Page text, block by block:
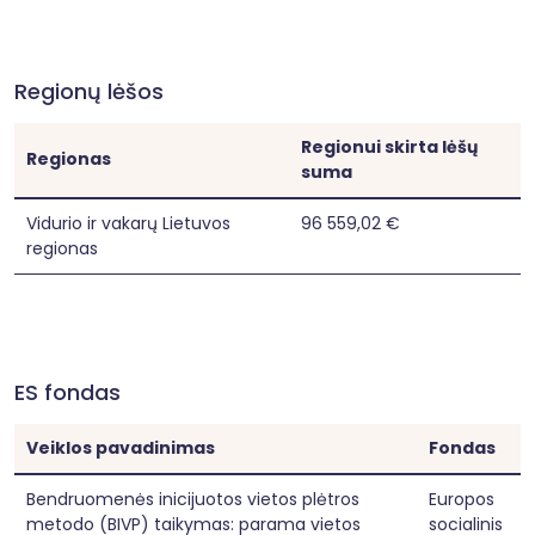
Pasvalio rajono gyventojų dalį (apie 25–30
proc.), o demografinės senėjimo tendencijos
trečdalis vyresnio amžiaus žmonių Lietuvoje
patiria vienišumo jausmą, o mažesniuose
miestuose ši problema yra dar aktualesnė dėl
riboto paslaugų prieinamumo ir socialinių ryšių
stokos. Be to, socialinių paslaugų centrų
duomenys rodo, kad dalis senjorų Pasvalyje
gyvena vieni, turi ribotą mobilumą ir retai
ir ribotas savanorystės galimybes. Numatytos
senėjimą ir bendruomeninį įsitraukimą.
Projektas atitinka horizontaliuosius principus.
Darnus vystymasis užtikrinamas per vietos
bendruomenės stiprinimą, socialinio kapitalo
Regionų lėšos
Regionas
Regionui skirta lėšų
suma
Vidurio ir vakarų Lietuvos
regionas
96 559,02 €
ES fondas
Veiklos pavadinimas Fondas
Bendruomenės inicijuotos vietos plėtros
metodo (BIVP) taikymas: parama vietos
Europos
socialinis